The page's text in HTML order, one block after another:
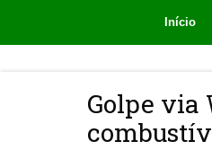
Início
Golpe via